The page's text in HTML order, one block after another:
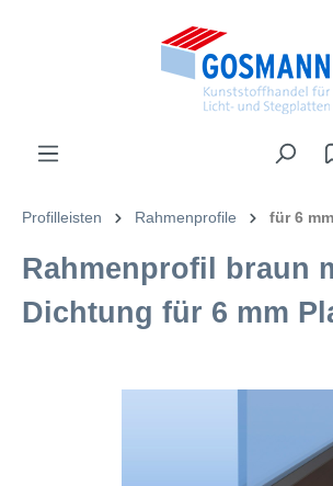
Profilleisten Rahmenprofile für 6
Rahmenprofil braun
Dichtung für 6 mm